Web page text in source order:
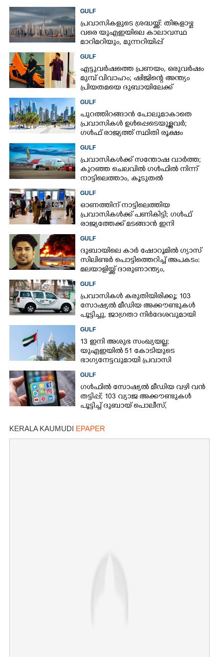
GULF
പ്രവാസികളുടെ ശ്രദ്ധയ്ക്ക്: തിങ്കളാഴ്ച
വരെ യുഎഇയിലെ കാലാവസ്ഥ
മാറിമറിയും, മുന്നറിയിപ്പ്
GULF
എട്ടുവർഷത്തെ പ്രണയം,​ ഒരുവർഷം
മുമ്പ് വിവാഹം; ഷിജിന്റെ അന്ത്യം
പ്രിയതമയെ ദുബായിലേക്ക്
GULF
പുറത്തിറങ്ങാൻ പോലുമാകാതെ
പ്രവാസികൾ ഉൾപ്പെടെയുള്ളവർ;
ഗൾഫ് രാജ്യത്ത് സ്ഥിതി രൂക്ഷം
GULF
പ്രവാസികൾക്ക് സന്തോഷ വാർത്ത;
കുറഞ്ഞ ചെലവിൽ ഗൾഫിൽ നിന്ന്
നാട്ടിലെത്താം,​ കൂടുതൽ
എക്സ്പ്രസ്
GULF
ഓണത്തിന് നാട്ടിലെത്തിയ
പ്രവാസികൾക്ക് പണികിട്ടി; ഗൾഫ്
രാജ്യത്തേക്ക് മടങ്ങാൻ ഇനി
GULF
ദുബായിലെ കാർ ഷോറൂമിൽ ഗ്യാസ്
സിലിണ്ടർ പൊട്ടിത്തെറിച്ച് അപകടം:
മലയാളിയ്ക്ക് ദാരുണാന്ത്യം,
GULF
പ്രവാസികൾ കരുതിയിരിക്കൂ; 103
സോഷ്യൽ മീഡിയ അക്കൗണ്ടുകൾ
പൂട്ടിച്ചു, ജാഗ്രതാ നിർദേശവുമായി
GULF
13 ഇനി അശുഭ സംഖ്യയല്ല;
യുഎഇയിൽ 51 കോടിയുടെ
ഭാഗ്യനേട്ടവുമായി പ്രവാസി
GULF
ഗൾഫിൽ സോഷ്യൽ മീഡിയ വഴി വൻ
തട്ടിപ്പ്; 103 വ്യാജ അക്കൗണ്ടുകൾ
പൂട്ടിച്ച് ദുബായ് പൊലീസ്,
KERALA KAUMUDI EPAPER